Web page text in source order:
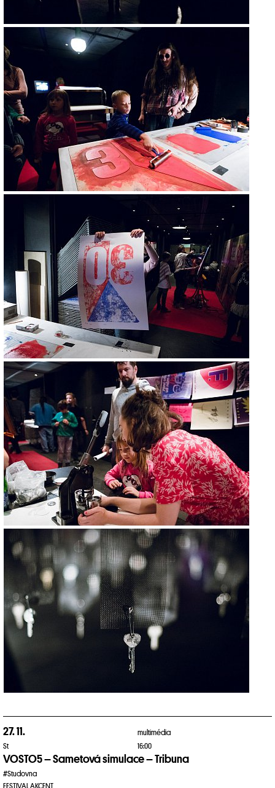
27. 11.
St
multimédia
16:00
VOSTO5 – Sametová simulace – Tribuna
#Studovna
FESTIVAL AKCENT